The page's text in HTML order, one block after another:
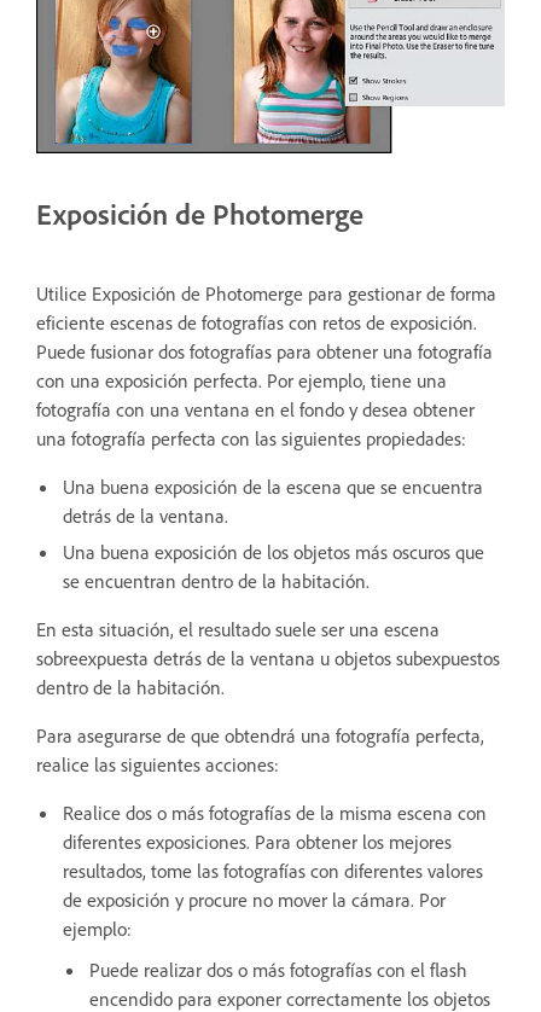
Exposición de Photomerge
Utilice Exposición de Photomerge para gestionar de forma
eficiente escenas de fotografías con retos de exposición.
Puede fusionar dos fotografías para obtener una fotografía
con una exposición perfecta. Por ejemplo, tiene una
fotografía con una ventana en el fondo y desea obtener
una fotografía perfecta con las siguientes propiedades:
Una buena exposición de la escena que se encuentra
detrás de la ventana.
Una buena exposición de los objetos más oscuros que
se encuentran dentro de la habitación.
En esta situación, el resultado suele ser una escena
sobreexpuesta detrás de la ventana u objetos subexpuestos
dentro de la habitación.
Para asegurarse de que obtendrá una fotografía perfecta,
realice las siguientes acciones:
Realice dos o más fotografías de la misma escena con
diferentes exposiciones. Para obtener los mejores
resultados, tome las fotografías con diferentes valores
de exposición y procure no mover la cámara. Por
ejemplo:
Puede realizar dos o más fotografías con el flash
encendido para exponer correctamente los objetos